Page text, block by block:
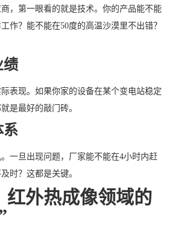
，第一眼看的就是技术。你的产品能不能
作？能不能在50度的高温沙漠里不出错？
绩
表现。如果你家的设备在某个变电站稳定
是最好的敲门砖。
系
一旦出现问题，厂家能不能在4小时内赶
时？这都是关键。
红外热成像领域的